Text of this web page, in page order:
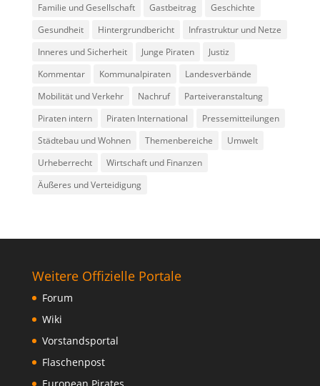
Familie und Gesellschaft
Gastbeitrag
Geschichte
Gesundheit
Hintergrundbericht
Infrastruktur und Netze
Inneres und Sicherheit
Junge Piraten
Justiz
Kommentar
Kommunalpiraten
Landesverbände
Mobilität und Verkehr
Nachruf
Parteiveranstaltung
Piraten intern
Piraten International
Pressemitteilungen
Städtebau und Wohnen
Themenbereiche
Umwelt
Urheberrecht
Wirtschaft und Finanzen
Äußeres und Verteidigung
Weitere Offizielle Portale
Forum
Wiki
Vorstandsportal
Flaschenpost